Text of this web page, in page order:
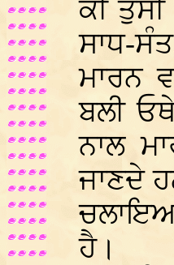
ਕੀ
ਸਾਧ-
ਮਾਰਨ
ਬਲੀ
ਨਾਲ
ਜਾਣਦੇ
ਚਲਾਇਆ
ਹੈ।